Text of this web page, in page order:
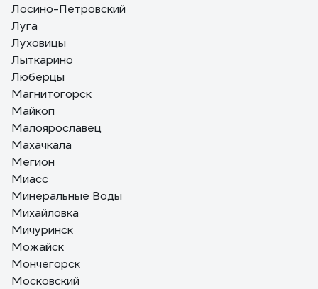
Лосино-Петровский
Луга
Луховицы
Лыткарино
Люберцы
Магнитогорск
Майкоп
Малоярославец
Махачкала
Мегион
Миасс
Минеральные Воды
Михайловка
Мичуринск
Можайск
Мончегорск
Московский